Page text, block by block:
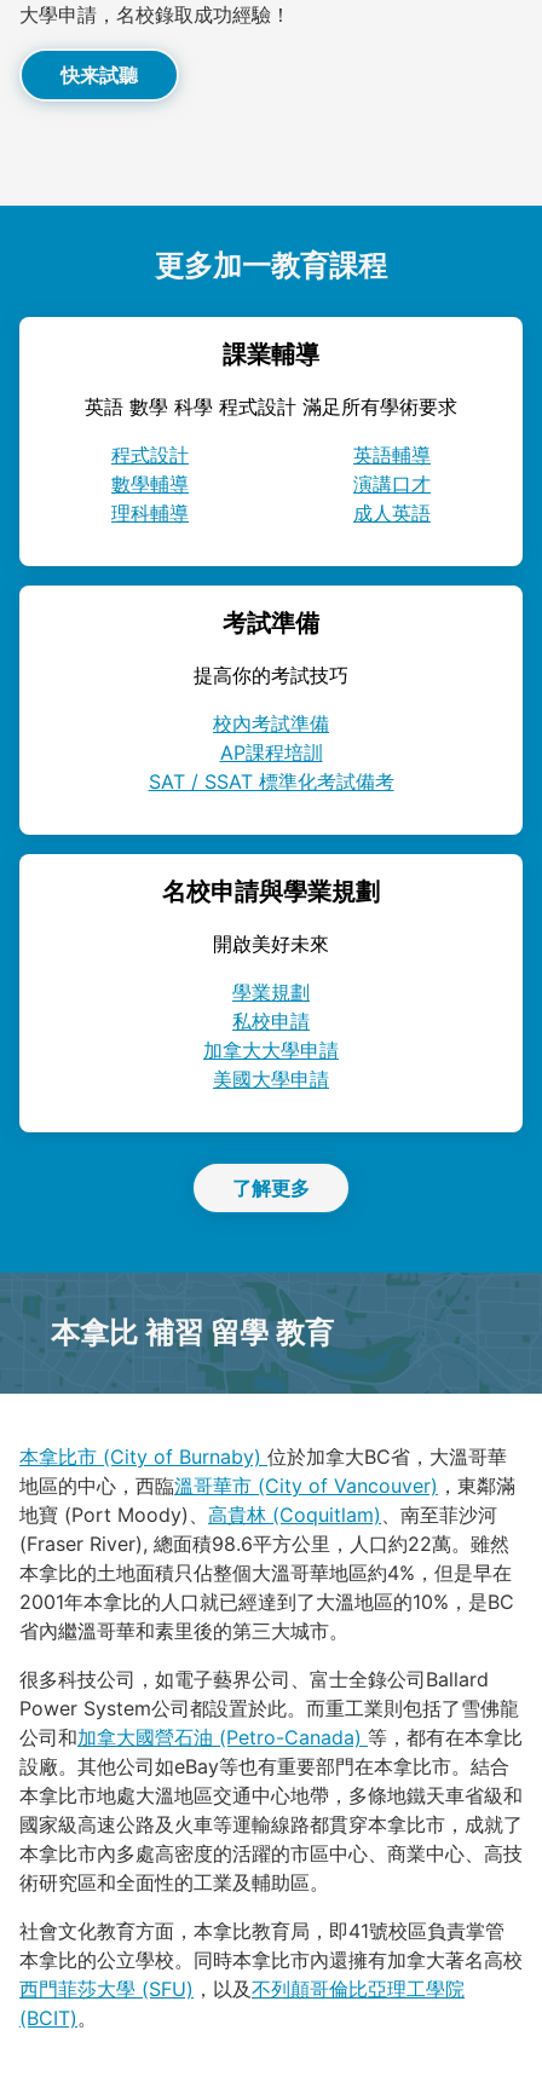
大學申請，名校錄取成功經驗！
快来試聽
更多加一教育課程
課業輔導
英語 數學 科學 程式設計 滿足所有學術要求
程式設計
數學輔導
理科輔導
英語輔導
演講口才
成人英語
考試準備
提高你的考試技巧
校內考試準備
AP課程培訓
SAT / SSAT 標準化考試備考
名校申請與學業規劃
開啟美好未來
學業規劃
私校申請
加拿大大學申請
美國大學申請
了解更多
本拿比 補習 留學 教育
本拿比市 (City of Burnaby) 位於加拿大BC省，大溫哥華
地區的中心，西臨溫哥華市 (City of Vancouver) ，東鄰滿
地寶 (Port Moody)、 高貴林 (Coquitlam) 、南至菲沙河
(Fraser River), 總面積98.6平方公里，人口約22萬。雖然
本拿比的土地面積只佔整個大溫哥華地區約4%，但是早在
2001年本拿比的人口就已經達到了大溫地區的10%，是BC
省內繼溫哥華和素里後的第三大城市。
很多科技公司，如電子藝界公司、富士全錄公司Ballard
Power System公司都設置於此。而重工業則包括了雪佛龍
公司和加拿大國營石油 (Petro-Canada) 等，都有在本拿比
設廠。其他公司如eBay等也有重要部門在本拿比市。結合
本拿比市地處大溫地區交通中心地帶，多條地鐵天車省級和
國家級高速公路及火車等運輸線路都貫穿本拿比市，成就了
本拿比市內多處高密度的活躍的市區中心、商業中心、高技
術研究區和全面性的工業及輔助區。
社會文化教育方面，本拿比教育局，即41號校區負責掌管
本拿比的公立學校。同時本拿比市內還擁有加拿大著名高校
西門菲莎大學 (SFU) ，以及不列顛哥倫比亞理工學院
(BCIT) 。